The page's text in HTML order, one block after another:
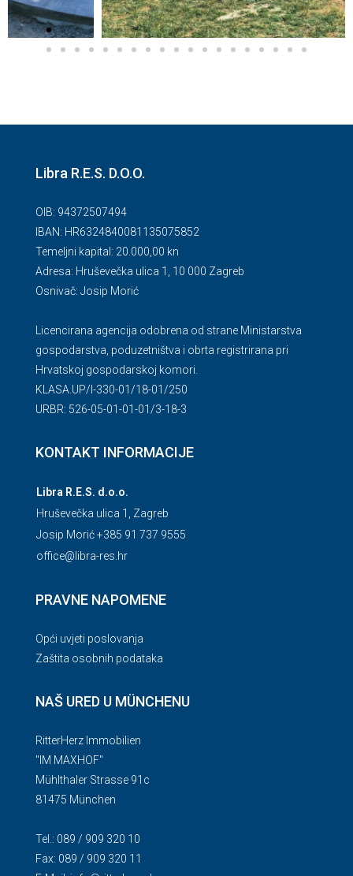
Libra R.E.S. D.O.O.
OIB: 94372507494
IBAN: HR6324840081135075852
Temeljni kapital: 20.000,00 kn
Adresa: Hruševečka ulica 1, 10 000 Zagreb
Osnivač: Josip Morić
Licencirana agencija odobrena od strane Ministarstva
gospodarstva, poduzetništva i obrta registrirana pri
Hrvatskoj gospodarskoj komori.
KLASA.UP/l-330-01/18-01/250
URBR: 526-05-01-01-01/3-18-3
KONTAKT INFORMACIJE
Libra R.E.S. d.o.o.
Hruševečka ulica 1, Zagreb
Josip Morić +385 91 737 9555
office@libra-res.hr
PRAVNE NAPOMENE
Opći uvjeti poslovanja
Zaštita osobnih podataka
NAŠ URED U MÜNCHENU
RitterHerz Immobilien
"IM MAXHOF"
Mühlthaler Strasse 91c
81475 München
Tel.: 089 / 909 320 10
Fax: 089 / 909 320 11